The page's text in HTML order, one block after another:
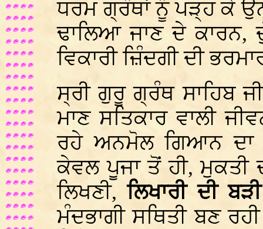
ਧਰਮ ਗ੍ਰੰਥਾਂ ਨੂੰ ਪੜ੍ਹ ਕੇ
ਢਾਲਿਆ ਜਾਣ ਦੇ ਕਾਰਨ,
ਵਿਕਾਰੀ ਜ਼ਿੰਦਗੀ ਦੀ
ਸ੍ਰੀ ਗੁਰੂ ਗ੍ਰੰਥ ਸਾਹਿਬ
ਮਾਣ ਸਤਿਕਾਰ ਵਾਲੀ
ਰਹੇ ਅਨਮੋਲ ਗਿਆਨ ਦਾ
ਕੇਵਲ ਪੂਜਾ ਤੋਂ ਹੀ, ਮੁਕਤੀ
ਲਿਖਣੀ,ਲਿਖਾਰੀ ਦੀ
ਮੰਦਭਾਗੀ ਸਥਿਤੀ ਬਣ